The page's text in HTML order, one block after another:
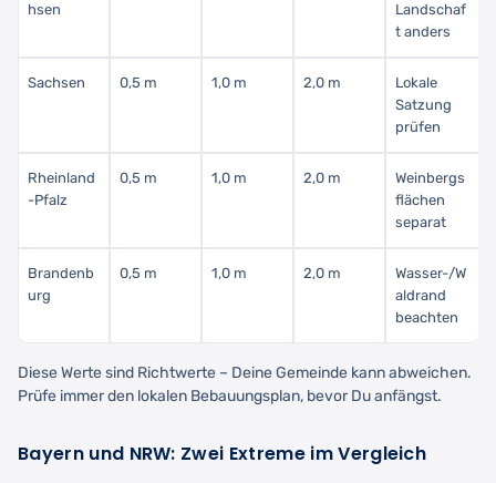
hsen
Landschaf
t anders
Sachsen 0,5 m 1,0 m 2,0 m
Lokale
Satzung
prüfen
Rheinland
-Pfalz
0,5 m 1,0 m 2,0 m
Weinbergs
flächen
separat
Brandenb
urg
0,5 m 1,0 m 2,0 m
Wasser-/W
aldrand
beachten
Diese Werte sind Richtwerte – Deine Gemeinde kann abweichen.
Prüfe immer den lokalen Bebauungsplan, bevor Du anfängst.
Bayern und NRW: Zwei Extreme im Vergleich